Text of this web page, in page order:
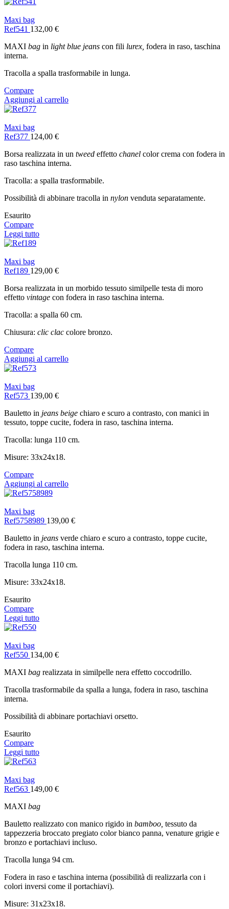
Maxi bag
Ref541 132,00 €
MAXI bag in light blue jeans con fili lurex, fodera in raso, taschina
interna.
Tracolla a spalla trasformabile in lunga.
Compare
Aggiungi al carrello
Maxi bag
Ref377 124,00 €
Borsa realizzata in un tweed effetto chanel color crema con fodera in
raso taschina interna.
Tracolla: a spalla trasformabile.
Possibilità di abbinare tracolla in nylon venduta separatamente.
Esaurito
Compare
Leggi tutto
Maxi bag
Ref189 129,00 €
Borsa realizzata in un morbido tessuto similpelle testa di moro
effetto vintage con fodera in raso taschina interna.
Tracolla: a spalla 60 cm.
Chiusura: clic clac colore bronzo.
Compare
Aggiungi al carrello
Maxi bag
Ref573 139,00 €
Bauletto in jeans beige chiaro e scuro a contrasto, con manici in
tessuto, toppe cucite, fodera in raso, taschina interna.
Tracolla: lunga 110 cm.
Misure: 33x24x18.
Compare
Aggiungi al carrello
Maxi bag
Ref5758989 139,00 €
Bauletto in jeans verde chiaro e scuro a contrasto, toppe cucite,
fodera in raso, taschina interna.
Tracolla lunga 110 cm.
Misure: 33x24x18.
Esaurito
Compare
Leggi tutto
Maxi bag
Ref550 134,00 €
MAXI bag realizzata in similpelle nera effetto coccodrillo.
Tracolla trasformabile da spalla a lunga, fodera in raso, taschina
interna.
Possibilità di abbinare portachiavi orsetto.
Esaurito
Compare
Leggi tutto
Maxi bag
Ref563 149,00 €
MAXI bag
Bauletto realizzato con manico rigido in bamboo, tessuto da
tappezzeria broccato pregiato color bianco panna, venature grigie e
bronzo e portachiavi incluso.
Tracolla lunga 94 cm.
Fodera in raso e taschina interna (possibilità di realizzarla con i
colori inversi come il portachiavi).
Misure: 31x23x18.